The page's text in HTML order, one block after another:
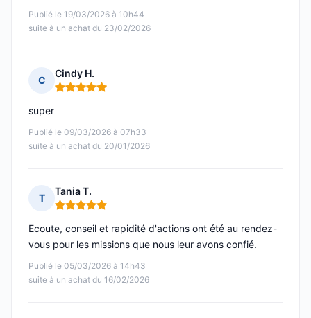
Publié le 19/03/2026 à 10h44
suite à un achat du 23/02/2026
C
Cindy H.
Note : 5 sur 5
Publié le 09/03/2026 à 07h33
suite à un achat du 20/01/2026
super
T
Tania T.
Note : 5 sur 5
Publié le 05/03/2026 à 14h43
suite à un achat du 16/02/2026
Ecoute, conseil et rapidité d'actions ont été au rendez-
vous pour les missions que nous leur avons confié.